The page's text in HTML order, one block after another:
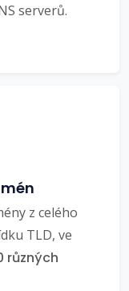
serverů.
z celého
TLD, ve
různých